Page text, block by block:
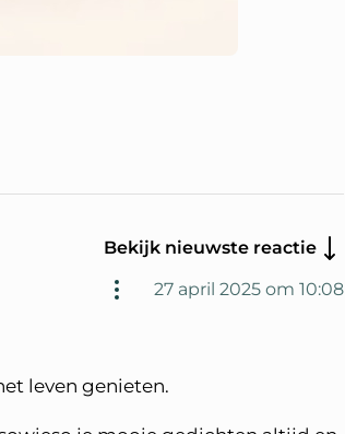
Bekijk nieuwste reactie
27 april 2025 om 10:08
leven genieten.